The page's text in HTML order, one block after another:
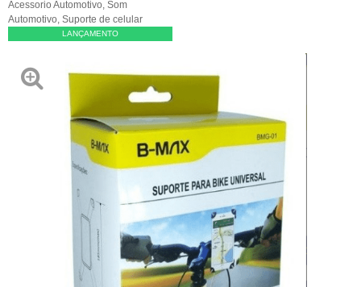
Acessorio Automotivo Som
Automotivo Suporte de celular
LANÇAMENTO